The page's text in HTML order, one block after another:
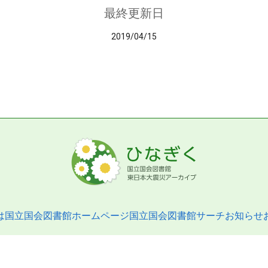
最終更新日
2019/04/15
国立国会図書館ホームページ国立国会図書館サーチお知らせ